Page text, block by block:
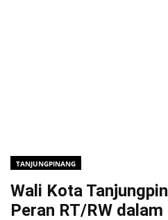
TANJUNGPINANG
Wali Kota
Peran RT/RW